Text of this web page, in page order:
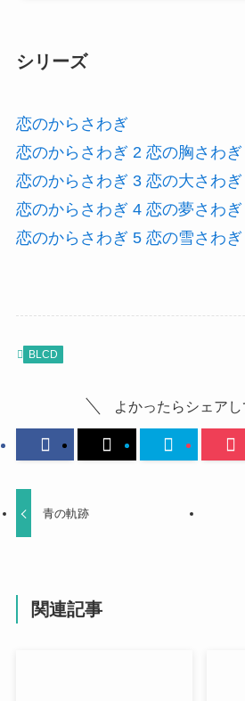
シリーズ
恋のからさわぎ
恋のからさわぎ 2 恋の胸さわぎ
恋のからさわぎ 3 恋の大さわぎ
恋のからさわぎ 4 恋の夢さわぎ
恋のからさわぎ 5 恋の雪さわぎ
BLCD
よかったらシェアし
青の軌跡
関連記事